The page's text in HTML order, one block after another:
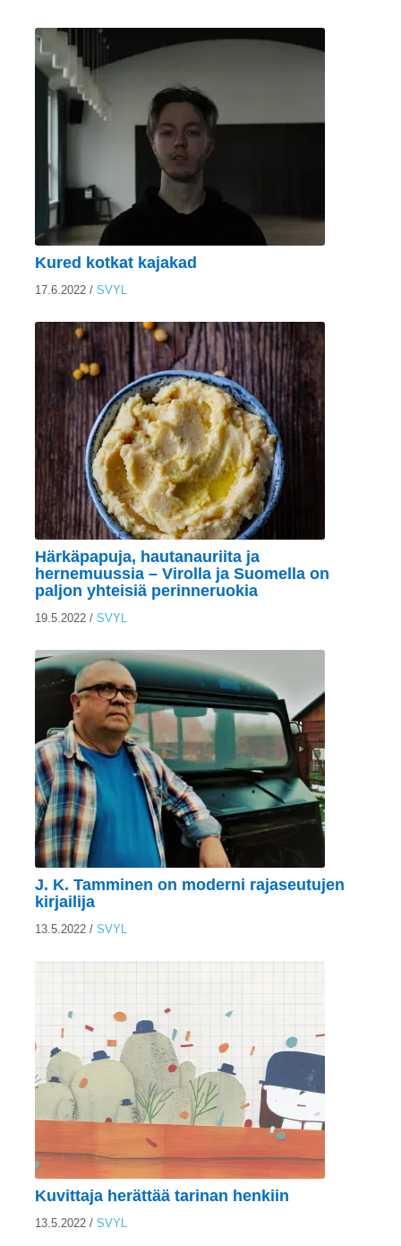
Kured kotkat kajakad
17.6.2022/ SVYL
Härkäpapuja, hautanauriita ja
hernemuussia – Virolla ja Suomella on
paljon yhteisiä perinneruokia
19.5.2022/ SVYL
J. K. Tamminen on moderni rajaseutujen
kirjailija
13.5.2022/ SVYL
Kuvittaja herättää tarinan henkiin
13.5.2022/ SVYL